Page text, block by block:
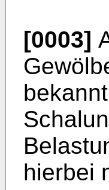
[0003]
hierbei